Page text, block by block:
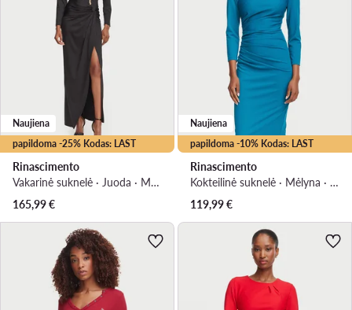
papildoma -25% Kodas: LAST
Naujiena
Rinascimento
Vakarinė suknelė · Juoda · Maksi
165,99€
papildoma -10% Kodas: LAST
Naujiena
Rinascimento
Kokteilinė suknelė · Mėlyna · Midi
119,99€